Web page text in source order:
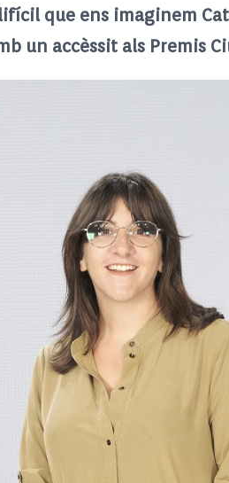
que ens imaginem
un accèssit als Premis